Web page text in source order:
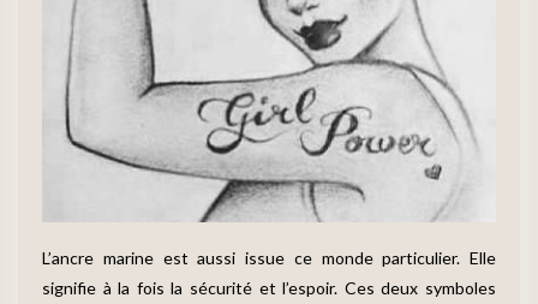
L’ancre marine est aussi issue ce monde particulier. Elle
signifie à la fois la sécurité et l’espoir. Ces deux symboles